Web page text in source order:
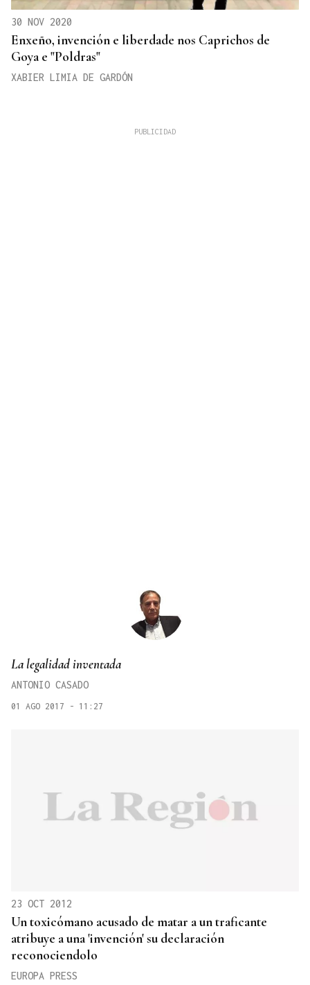
30 NOV 2020
Enxeño, invención e liberdade nos Caprichos de
Goya e "Poldras"
XABIER LIMIA DE GARDÓN
La legalidad inventada
ANTONIO CASADO
01 AGO 2017 - 11:27
23 OCT 2012
Un toxicómano acusado de matar a un traficante
atribuye a una 'invención' su declaración
reconociendolo
EUROPA PRESS